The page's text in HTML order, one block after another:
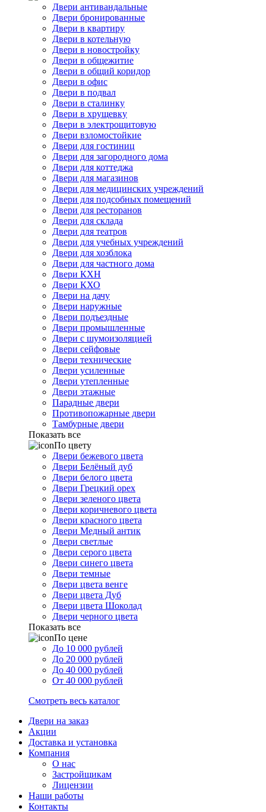
Двери антивандальные
Двери бронированные
Двери в квартиру
Двери в котельную
Двери в новостройку
Двери в общежитие
Двери в общий коридор
Двери в офис
Двери в подвал
Двери в сталинку
Двери в хрущевку
Двери в электрощитовую
Двери взломостойкие
Двери для гостиниц
Двери для загородного дома
Двери для коттеджа
Двери для магазинов
Двери для медицинских учреждений
Двери для подсобных помещений
Двери для ресторанов
Двери для склада
Двери для театров
Двери для учебных учреждений
Двери для хозблока
Двери для частного дома
Двери КХН
Двери КХО
Двери на дачу
Двери наружные
Двери подъездные
Двери промышленные
Двери с шумоизоляцией
Двери сейфовые
Двери технические
Двери усиленные
Двери утепленные
Двери этажные
Парадные двери
Противопожарные двери
Тамбурные двери
Показать все
По цвету
Двери бежевого цвета
Двери Белёный дуб
Двери белого цвета
Двери Грецкий орех
Двери зеленого цвета
Двери коричневого цвета
Двери красного цвета
Двери Медный антик
Двери светлые
Двери серого цвета
Двери синего цвета
Двери темные
Двери цвета венге
Двери цвета Дуб
Двери цвета Шоколад
Двери черного цвета
Показать все
По цене
До 10 000 рублей
До 20 000 рублей
До 40 000 рублей
От 40 000 рублей
Смотреть весь каталог
Двери на заказ
Акции
Доставка и установка
Компания
О нас
Застройщикам
Лицензии
Наши работы
Контакты